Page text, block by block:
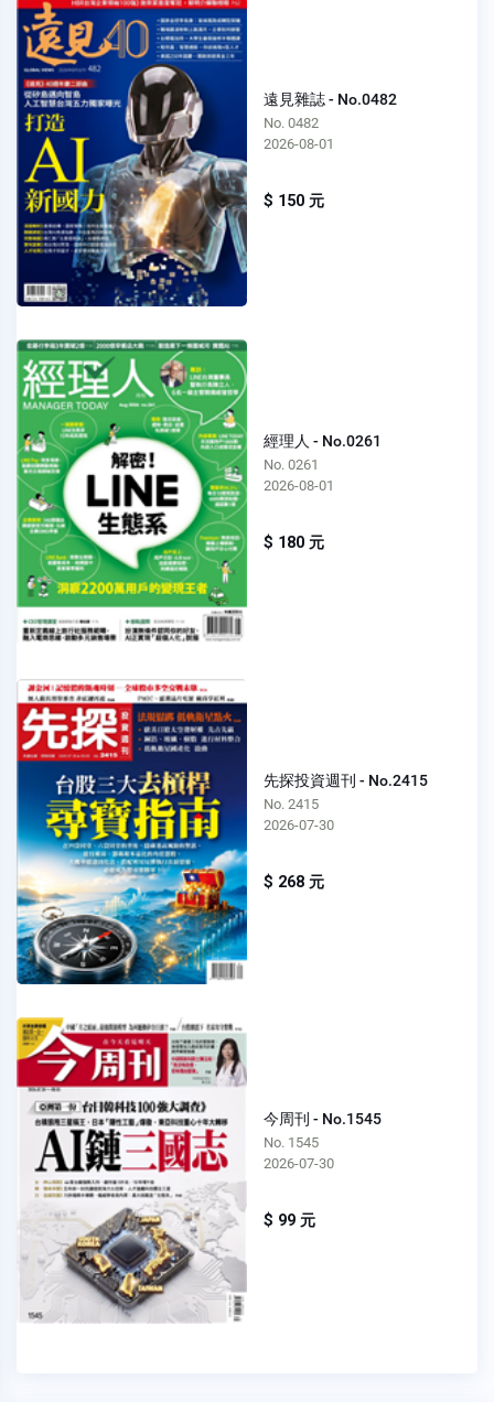
遠見雜誌 - No.0482
No. 0482
2026-08-01
$ 150 元
經理人 - No.0261
No. 0261
2026-08-01
$ 180 元
先探投資週刊 - No.2415
No. 2415
2026-07-30
$ 268 元
今周刊 - No.1545
No. 1545
2026-07-30
$ 99 元